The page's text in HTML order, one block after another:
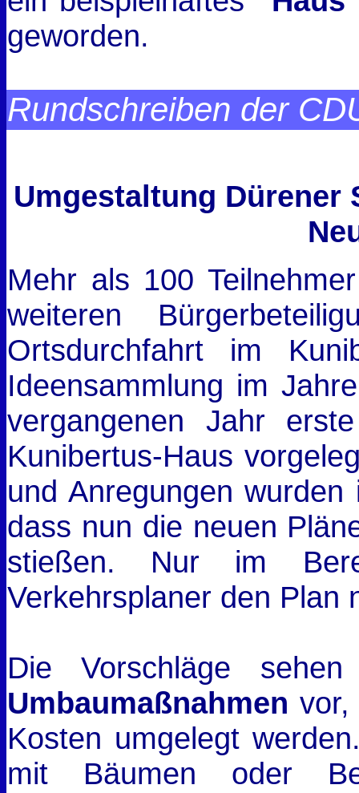
geworden.
Rundschreiben der
Umgestaltung Dürener
Mehr als 100
weiteren
Ortsdurchfahrt im
Ideensammlung im
vergangenen Jahr
Kunibertus-Haus
und Anregungen
dass nun die neuen
stießen. Nur im
Verkehrsplaner den Plan
Die Vorschläge
Umbaumaßnahmen
Kosten umgelegt
mit Bäumen oder